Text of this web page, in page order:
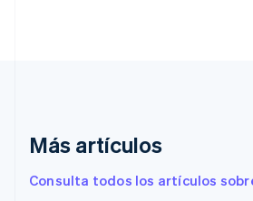
Más artículos
Consulta todos los artículos
English
English